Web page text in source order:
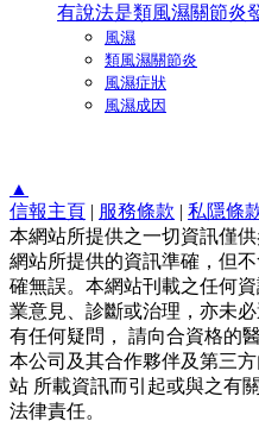
有說法是類風濕關節炎
風濕
類風濕關節炎
風濕症狀
風濕成因
▲
信報主頁 | 服務條款 | 私隱條
本網站所提供之一切資訊僅
網站所提供的資訊準確，但
確無誤。本網站刊載之任何
業意見、診斷或治理，亦未
有任何疑問， 請向合資格的醫
本公司及其合作夥伴及第三
站 所載資訊而引起或與之有
法律責任。